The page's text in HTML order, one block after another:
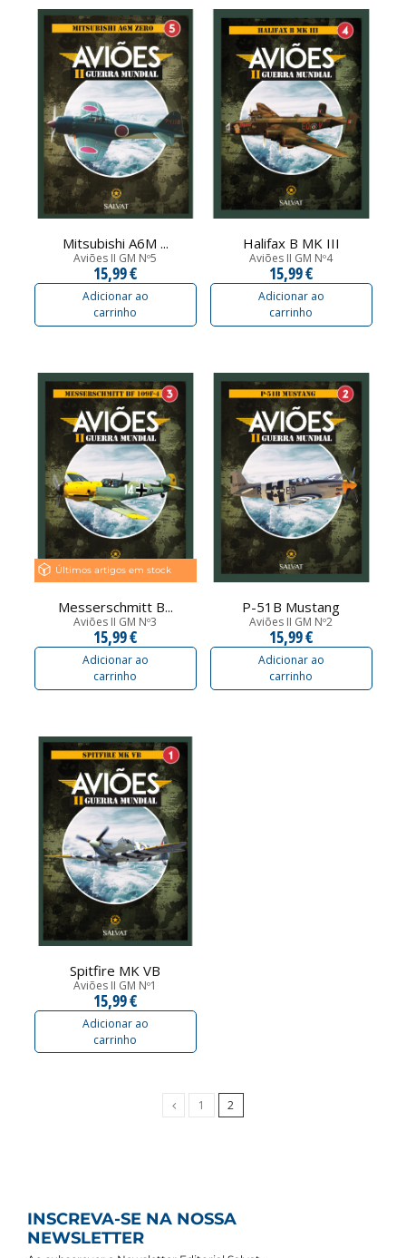
Mitsubishi A6M ...
Aviões II GM Nº5
15,99 €
Adicionar ao
carrinho
Halifax B MK III
Aviões II GM Nº4
15,99 €
Adicionar ao
carrinho
Últimos artigos em stock
Messerschmitt B...
Aviões II GM Nº3
15,99 €
Adicionar ao
carrinho
P-51B Mustang
Aviões II GM Nº2
15,99 €
Adicionar ao
carrinho
Spitfire MK VB
Aviões II GM Nº1
15,99 €
Adicionar ao
carrinho
Anterior
1 2
INSCREVA-SE NA NOSSA
NEWSLETTER